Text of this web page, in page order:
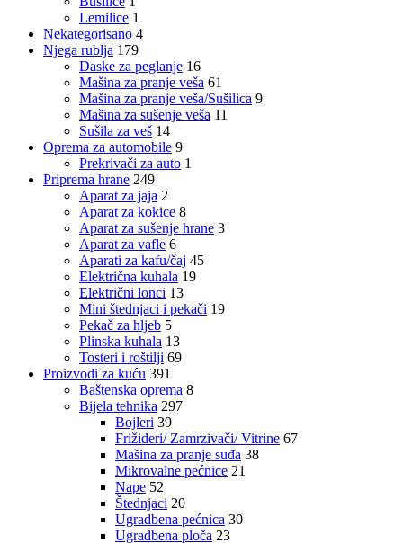
Lemilice 1
Nekategorisano 4
Njega rublja 179
Daske za peglanje 16
Mašina za pranje veša 61
Mašina za pranje veša/Sušilica 9
Mašina za sušenje veša 11
Sušila za veš 14
Oprema za automobile 9
Prekrivači za auto 1
Priprema hrane 249
Aparat za jaja 2
Aparat za kokice 8
Aparat za sušenje hrane 3
Aparat za vafle 6
Aparati za kafu/čaj 45
Električna kuhala 19
Električni lonci 13
Mini štednjaci i pekači 19
Pekač za hljeb 5
Plinska kuhala 13
Tosteri i roštilji 69
Proizvodi za kuću 391
Baštenska oprema 8
Bijela tehnika 297
Bojleri 39
Frižideri/ Zamrzivači/ Vitrine 67
Mašina za pranje suđa 38
Mikrovalne pećnice 21
Nape 52
Štednjaci 20
Ugradbena pećnica 30
Ugradbena ploča 23